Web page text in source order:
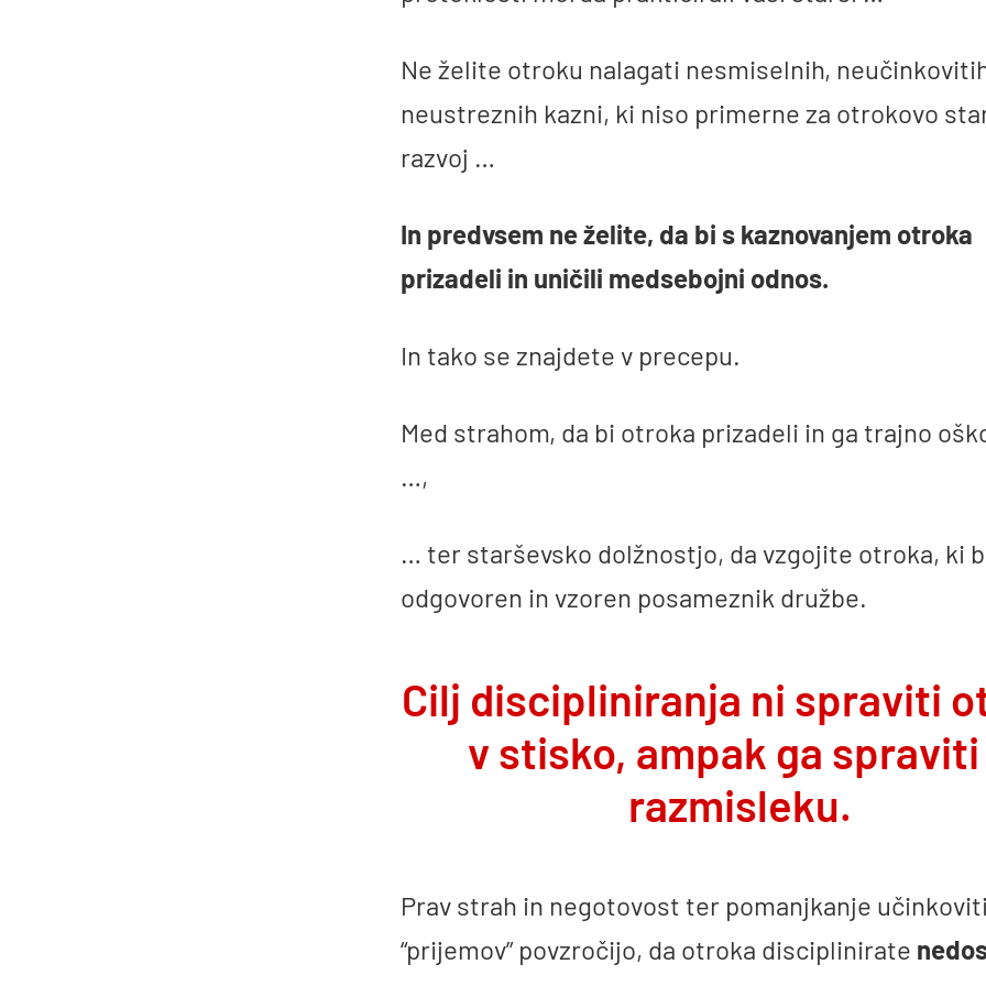
Ne želite otroku nalagati nesmiselnih,
neustreznih kazni, ki niso primerne za otrokovo
razvoj …
In predvsem ne želite, da bi s kaznovanjem otroka
prizadeli in uničili medsebojni odnos.
In tako se znajdete v precepu.
Med strahom, da bi otroka prizadeli in ga trajno
…,
… ter starševsko dolžnostjo, da vzgojite otroka, ki
odgovoren in vzoren posameznik družbe.
Cilj discipliniranja ni spraviti
v stisko, ampak ga spraviti
razmisleku.
Prav strah in negotovost ter pomanjkanje
“prijemov” povzročijo, da otroka disciplinirate